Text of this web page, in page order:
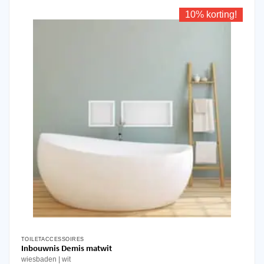
10% korting!
TOILETACCESSOIRES
Inbouwnis Demis matwit
wiesbaden wit
Dit
product